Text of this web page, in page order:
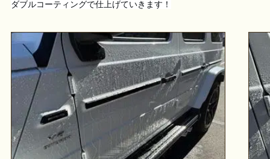
ダブルコーティングで仕上げていきます！